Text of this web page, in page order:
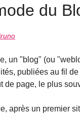
du
un "blog" (ou
publiées au fil
de page, le plus
après un premier